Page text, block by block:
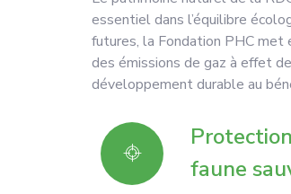
essentiel dans l’équilibre
futures, la Fondation PHC
des émissions de gaz à effet
développement durable au
faune